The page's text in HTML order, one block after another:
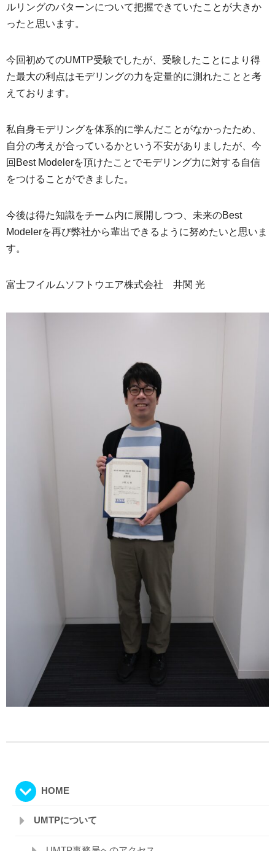
ルリングのパターンについて把握できていたことが大きか
ったと思います。
今回初めてのUMTP受験でしたが、受験したことにより得
た最大の利点はモデリングの力を定量的に測れたことと考
えております。
私自身モデリングを体系的に学んだことがなかったため、
自分の考えが合っているかという不安がありましたが、今
回Best Modelerを頂けたことでモデリング力に対する自信
をつけることができました。
今後は得た知識をチーム内に展開しつつ、未来のBest
Modelerを再び弊社から輩出できるように努めたいと思いま
す。
富士フイルムソフトウエア株式会社 井関 光
HOME
UMTPについて